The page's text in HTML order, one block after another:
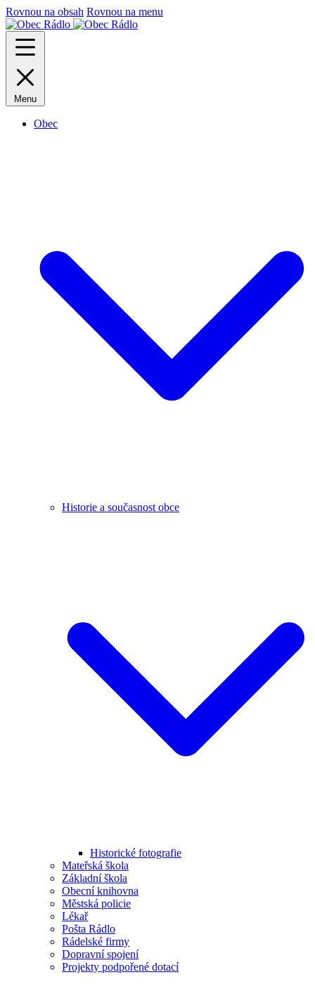
Rovnou na obsah Rovnou na menu
Menu
Obec
Historie a současnost obce
Historické fotografie
Mateřská škola
Základní škola
Obecní knihovna
Městská policie
Lékař
Pošta Rádlo
Rádelské firmy
Dopravní spojení
Projekty podpořené dotací